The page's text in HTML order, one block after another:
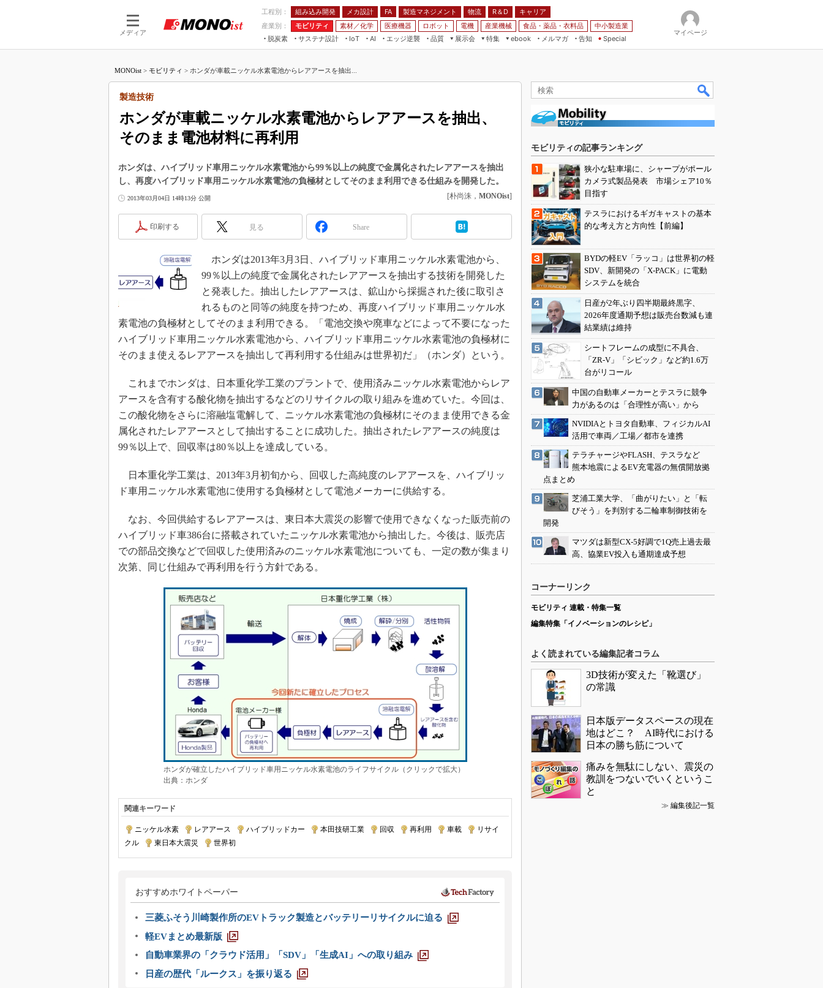
メディア
工程別： 組み込み開発 メカ設計 FA 製造マネジメント 物流 R＆D
キャリア
産業別：
モビリティ 素材／化学 医療機器 ロボット 電機 産業機械 食品・薬品・衣料品
中小製造業
脱炭素
サステナ設計
IoT
つながる工場
AI
AI×設備保全
エッジ逆襲 品質
展示会
JIMTOF
IIFES
TECHNO-FRONTIER
EdgeTech+
産業オープンネット展
特集
組み込み画像技術
組み込みモデリング
ISO26262
無償設計ツール
3Dプリンタ
デジタルツインとCAE
S＆OP
インダストリー4.0
イノベーション
植物工場
知財マネジメント
グローバル設計・開発
制御セキュリティ
ebook
メルマガ
告知 Special
マイページ
MONOist > モビリティ > ホンダが車載ニッケル水素電池からレアアースを抽出...
ホンダが車載ニッケル水素電池からレアアースを抽出、
そのまま電池材料に再利用
製造技術
ホンダは、ハイブリッド車用ニッケル水素電池から99％以上の純度で金属化されたレアアースを抽出
し、再度ハイブリッド車用ニッケル水素電池の負極材としてそのまま利用できる仕組みを開発した。
2013年03月04日 14時13分 公開 [朴尚洙， MONOist]
印刷する 見る Share
ホンダは2013年3月3日、ハイブリッド車用ニッケル水素電池から、
99％以上の純度で金属化されたレアアースを抽出する技術を開発した
と発表した。抽出したレアアースは、鉱山から採掘された後に取引さ
れるものと同等の純度を持つため、再度ハイブリッド車用ニッケル水
素電池の負極材としてそのまま利用できる。「電池交換や廃車などによって不要になった
ハイブリッド車用ニッケル水素電池から、ハイブリッド車用ニッケル水素電池の負極材に
そのまま使えるレアアースを抽出して再利用する仕組みは世界初だ」（ホンダ）という。
これまでホンダは、日本重化学工業のプラントで、使用済みニッケル水素電池からレア
アースを含有する酸化物を抽出するなどのリサイクルの取り組みを進めていた。今回は、
この酸化物をさらに溶融塩電解して、ニッケル水素電池の負極材にそのまま使用できる金
属化されたレアアースとして抽出することに成功した。抽出されたレアアースの純度は
99％以上で、回収率は80％以上を達成している。
日本重化学工業は、2013年3月初旬から、回収した高純度のレアアースを、ハイブリッ
ド車用ニッケル水素電池に使用する負極材として電池メーカーに供給する。
なお、今回供給するレアアースは、東日本大震災の影響で使用できなくなった販売前の
ハイブリッド車386台に搭載されていたニッケル水素電池から抽出した。今後は、販売店
での部品交換などで回収した使用済みのニッケル水素電池についても、一定の数が集まり
次第、同じ仕組みで再利用を行う方針である。
ホンダが確立したハイブリッド車用ニッケル水素電池のライフサイクル（クリックで拡大）
出典：ホンダ
関連キーワード
ニッケル水素 レアアース ハイブリッドカー 本田技研工業 回収 再利用 車載
リサイ
クル
東日本大震災 世界初
おすすめホワイトペーパー
三菱ふそう川崎製作所のEVトラック製造とバッテリーリサイクルに迫る
軽EVまとめ最新版
自動車業界の「クラウド活用」「SDV」「生成AI」への取り組み
日産の歴代「ルークス」を振り返る
モビリティの記事ランキング
狭小な駐車場に、シャープがポール
カメラ式製品発表 市場シェア10％
目指す
テスラにおけるギガキャストの基本
的な考え方と方向性【前編】
BYDの軽EV「ラッコ」は世界初の軽
SDV、新開発の「X-PACK」に電動
システムを統合
日産が2年ぶり四半期最終黒字、
2026年度通期予想は販売台数減も連
結業績は維持
シートフレームの成型に不具合、
「ZR-V」「シビック」など約1.6万
台がリコール
中国の自動車メーカーとテスラに競争
力があるのは「合理性が高い」から
NVIDIAとトヨタ自動車、フィジカルAI
活用で車両／工場／都市を連携
テラチャージやFLASH、テスラなど
熊本地震によるEV充電器の無償開放拠
点まとめ
芝浦工業大学、「曲がりたい」と「転
びそう」を判別する二輪車制御技術を
開発
マツダは新型CX-5好調で1Q売上過去最
高、協業EV投入も通期達成予想
コーナーリンク
モビリティ 連載・特集一覧
編集特集「イノベーションのレシピ」
よく読まれている編集記者コラム
3D技術が変えた「靴選び」
の常識
日本版データスペースの現在
地はどこ？ AI時代における
日本の勝ち筋について
痛みを無駄にしない、震災の
教訓をつないでいくというこ
と
≫ 編集後記一覧